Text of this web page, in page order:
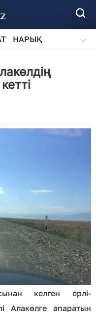
НАРЫҚ
келген ерлі-
Алакөлге апаратын